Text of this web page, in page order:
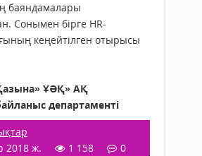
баяндамалары
Сонымен бірге HR-
кеңейтілген отырысы
ҰӘҚ» АҚ
департаменті
2018 ж.
1 158 0